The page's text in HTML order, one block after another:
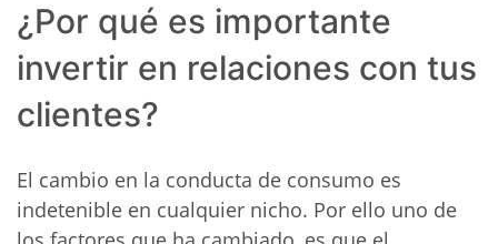
¿Por qué es importante
invertir en relaciones con tus
clientes?
El cambio en la conducta de consumo es
indetenible en cualquier nicho. Por ello uno de